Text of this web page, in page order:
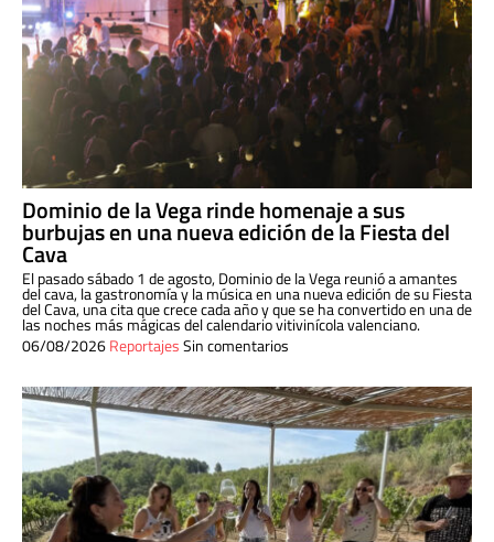
Dominio de la Vega rinde homenaje a sus
burbujas en una nueva edición de la Fiesta del
Cava
El pasado sábado 1 de agosto, Dominio de la Vega reunió a amantes
del cava, la gastronomía y la música en una nueva edición de su Fiesta
del Cava, una cita que crece cada año y que se ha convertido en una de
las noches más mágicas del calendario vitivinícola valenciano.
06/08/2026ReportajesSin comentarios